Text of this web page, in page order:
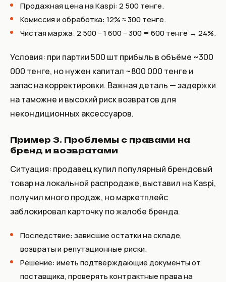
Продажная цена на Kaspi: 2 500 тенге.
Комиссия и обработка: 12% ≈ 300 тенге.
Чистая маржа: 2 500 − 1 600 − 300 = 600 тенге → 24%.
Условия: при партии 500 шт прибыль в объёме ~300
000 тенге, но нужен капитал ~800 000 тенге и
запас на корректировки. Важная деталь — задержки
на таможне и высокий риск возвратов для
некондиционных аксессуаров.
Пример 3. Проблемы с правами на
бренд и возвратами
Ситуация: продавец купил популярный брендовый
товар на локальной распродаже, выставил на Kaspi,
получил много продаж, но маркетплейс
заблокировал карточку по жалобе бренда.
Последствие: зависшие остатки на складе,
возвраты и репутационные риски.
Решение: иметь подтверждающие документы от
поставщика, проверять контрактные права на